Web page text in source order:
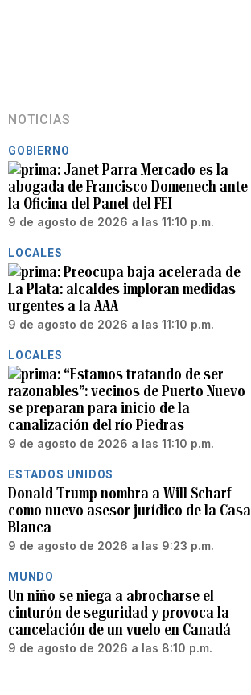
NOTICIAS
GOBIERNO
Janet Parra Mercado es la
abogada de Francisco Domenech ante
la Oficina del Panel del FEI
9 de agosto de 2026 a las 11:10 p.m.
LOCALES
Preocupa baja acelerada de
La Plata: alcaldes imploran medidas
urgentes a la AAA
9 de agosto de 2026 a las 11:10 p.m.
LOCALES
“Estamos tratando de ser
razonables”: vecinos de Puerto Nuevo
se preparan para inicio de la
canalización del río Piedras
9 de agosto de 2026 a las 11:10 p.m.
ESTADOS UNIDOS
Donald Trump nombra a Will Scharf
como nuevo asesor jurídico de la Casa
Blanca
9 de agosto de 2026 a las 9:23 p.m.
MUNDO
Un niño se niega a abrocharse el
cinturón de seguridad y provoca la
cancelación de un vuelo en Canadá
9 de agosto de 2026 a las 8:10 p.m.